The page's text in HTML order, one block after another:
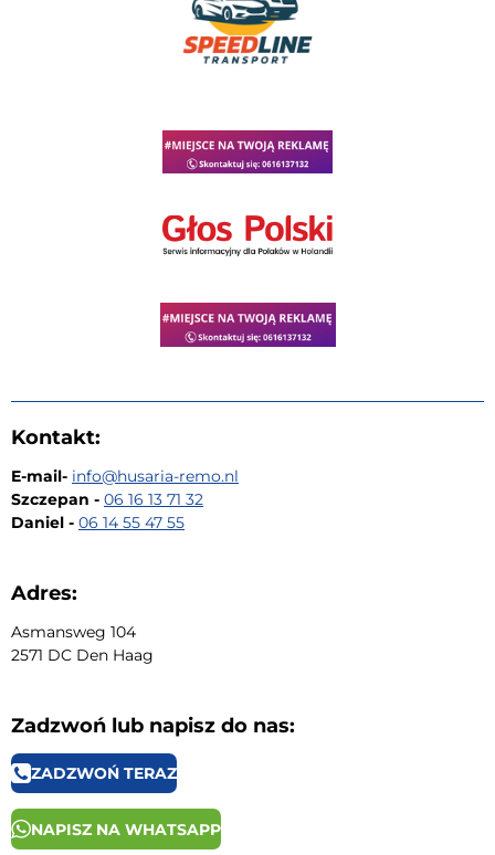
Kontakt:
E-mail- info@husaria-remo.nl
Szczepan - 06 16 13 71 32
Daniel - 06 14 55 47 55
Adres:
Asmansweg 104
2571 DC Den Haag
Zadzwoń lub napisz do nas:
ZADZWOŃ TERAZ
NAPISZ NA WHATSAPP